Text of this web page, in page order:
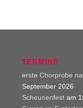
TERMINE
erste Chorprobe
September 2026
Scheunenfestam